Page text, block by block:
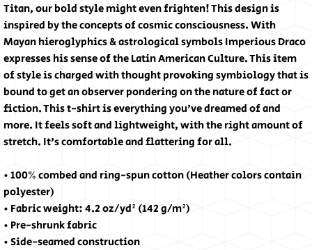
Titan, our bold style might even frighten! This design is
inspired by the concepts of cosmic consciousness. With
Mayan hieroglyphics & astrological symbols Imperious Draco
expresses his sense of the Latin American Culture. This item
of style is charged with thought provoking symbiology that is
bound to get an observer pondering on the nature of fact or
fiction. This t-shirt is everything you've dreamed of and
more. It feels soft and lightweight, with the right amount of
stretch. It's comfortable and flattering for all.
• 100% combed and ring-spun cotton (Heather colors contain
polyester)
• Fabric weight: 4.2 oz/yd² (142 g/m²)
• Pre-shrunk fabric
• Side-seamed construction